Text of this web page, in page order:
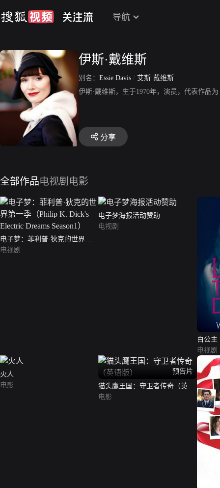
导航
伊斯·戴维斯
别名： Essie Davis / 艾斯·戴维斯
伊斯·戴维斯，生于1970年，演员，代表作品
分享
全部作品电视剧 电影
电子梦：菲利普·狄克的世界第
一季（Philip K. Dick's Electric
电视剧
电子梦海报活动赞助
电视剧
白公主
电视剧
火人
电影
预告片
猫头鹰王国：守卫者传奇（英语
版）
电影